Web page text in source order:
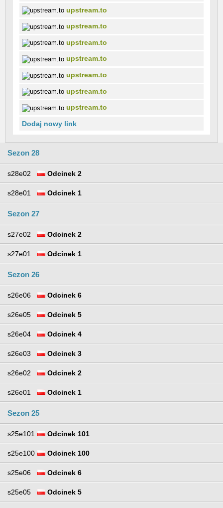
upstream.to
upstream.to
upstream.to
upstream.to
upstream.to
upstream.to
upstream.to
Dodaj nowy link
Sezon 28
s28e02 Odcinek 2
s28e01 Odcinek 1
Sezon 27
s27e02 Odcinek 2
s27e01 Odcinek 1
Sezon 26
s26e06 Odcinek 6
s26e05 Odcinek 5
s26e04 Odcinek 4
s26e03 Odcinek 3
s26e02 Odcinek 2
s26e01 Odcinek 1
Sezon 25
s25e101 Odcinek 101
s25e100 Odcinek 100
s25e06 Odcinek 6
s25e05 Odcinek 5